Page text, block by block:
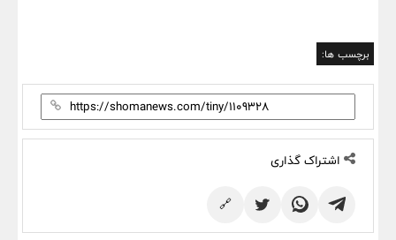
برچسب ها:
اشتراک گذاری
🔗